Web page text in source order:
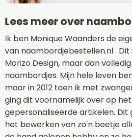
Lees meer over
Ik ben Monique Waanders de
van naambordjebestellen.nl .
Morizo Design, maar dan
naambordjes. Mijn hele leven
maar in 2012 toen ik met
ging dit voornamelijk over op
gepersonaliseerde artikelen. Dit
het bewerken van zo'n beetje